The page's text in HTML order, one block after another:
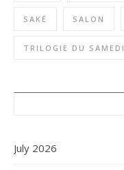
SAKÉ SALON
TRILOGIE DU SAMEDI
July 2026